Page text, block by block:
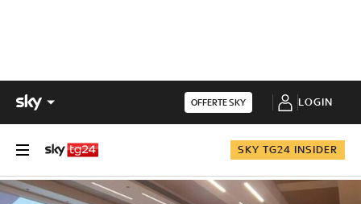
OFFERTE SKY LOGIN
SKY TG24 INSIDER